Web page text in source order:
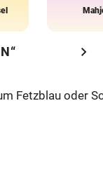
chevron_right